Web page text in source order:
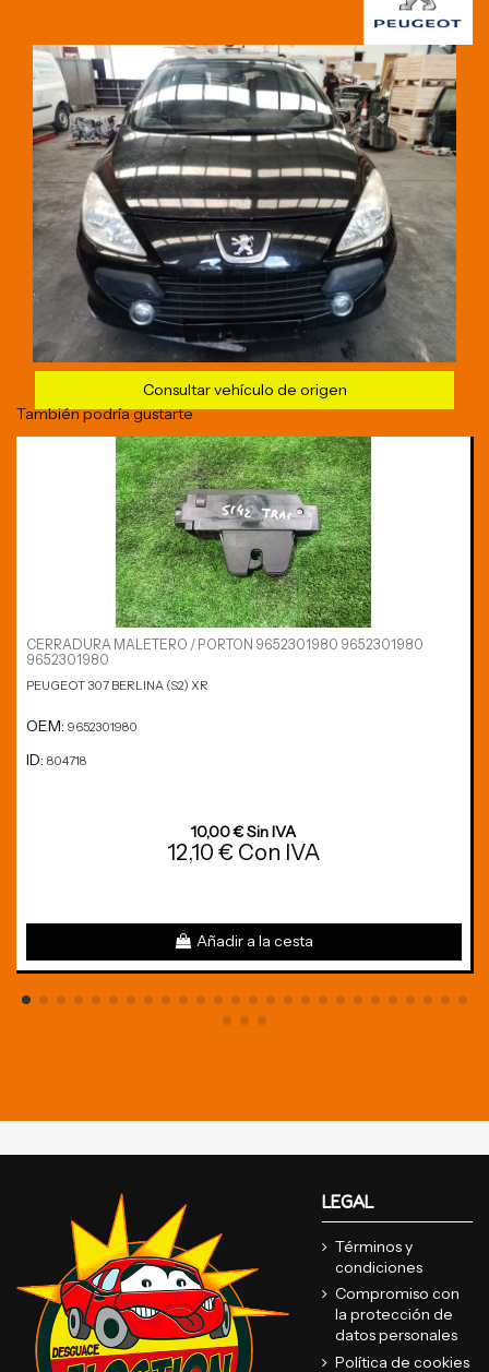
Consultar vehículo de origen
También podría gustarte
CERRADURA MALETERO / PORTON 9652301980 9652301980
9652301980
PEUGEOT 307 BERLINA (S2) XR
OEM: 9652301980
ID: 804718
10,00 € Sin IVA
12,10 € Con IVA
Añadir a la cesta
LEGAL
Términos y
condiciones
Compromiso con
la protección de
datos personales
Política de cookies